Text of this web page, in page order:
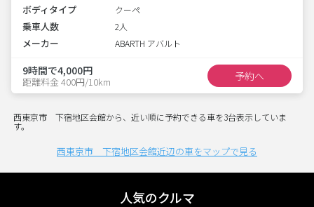
ボディタイプ クーペ
乗車人数 2人
メーカー ABARTH アバルト
9時間で4,000円
距離料金 400円/10km 予約へ
西東京市 下宿地区会館から、近い順に予約できる車を3台表示していま
す。
西東京市 下宿地区会館近辺の車をマップで見る
人気のクルマ